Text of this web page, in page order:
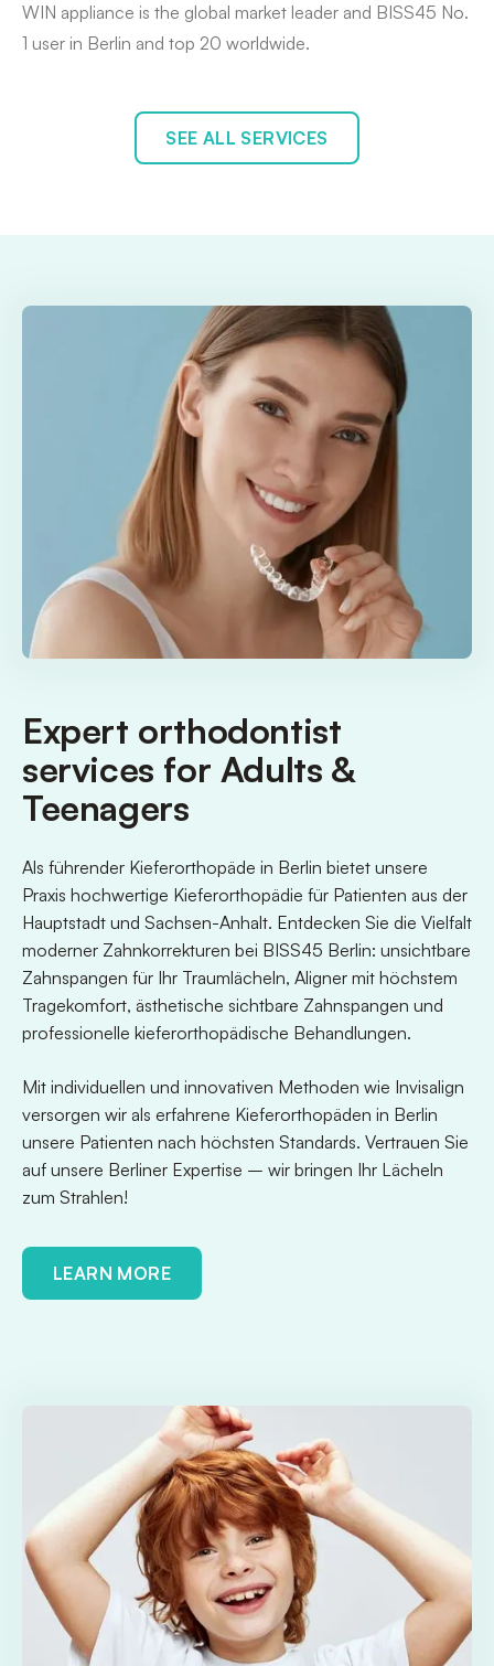
WIN appliance is the global market leader and BISS45 No.
1 user in Berlin and top 20 worldwide.
SEE ALL SERVICES
Expert orthodontist
services for Adults &
Teenagers
Als führender Kieferorthopäde in Berlin bietet unsere
Praxis hochwertige Kieferorthopädie für Patienten aus der
Hauptstadt und Sachsen-Anhalt. Entdecken Sie die Vielfalt
moderner Zahnkorrekturen bei BISS45 Berlin: unsichtbare
Zahnspangen für Ihr Traumlächeln, Aligner mit höchstem
Tragekomfort, ästhetische sichtbare Zahnspangen und
professionelle kieferorthopädische Behandlungen.
Mit individuellen und innovativen Methoden wie Invisalign
versorgen wir als erfahrene Kieferorthopäden in Berlin
unsere Patienten nach höchsten Standards. Vertrauen Sie
auf unsere Berliner Expertise – wir bringen Ihr Lächeln
zum Strahlen!
LEARN MORE